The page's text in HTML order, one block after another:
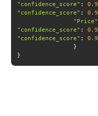
"confidence_score" :
"confidence_score" :
"Price"
"confidence_score" :
"confidence_score" :
}